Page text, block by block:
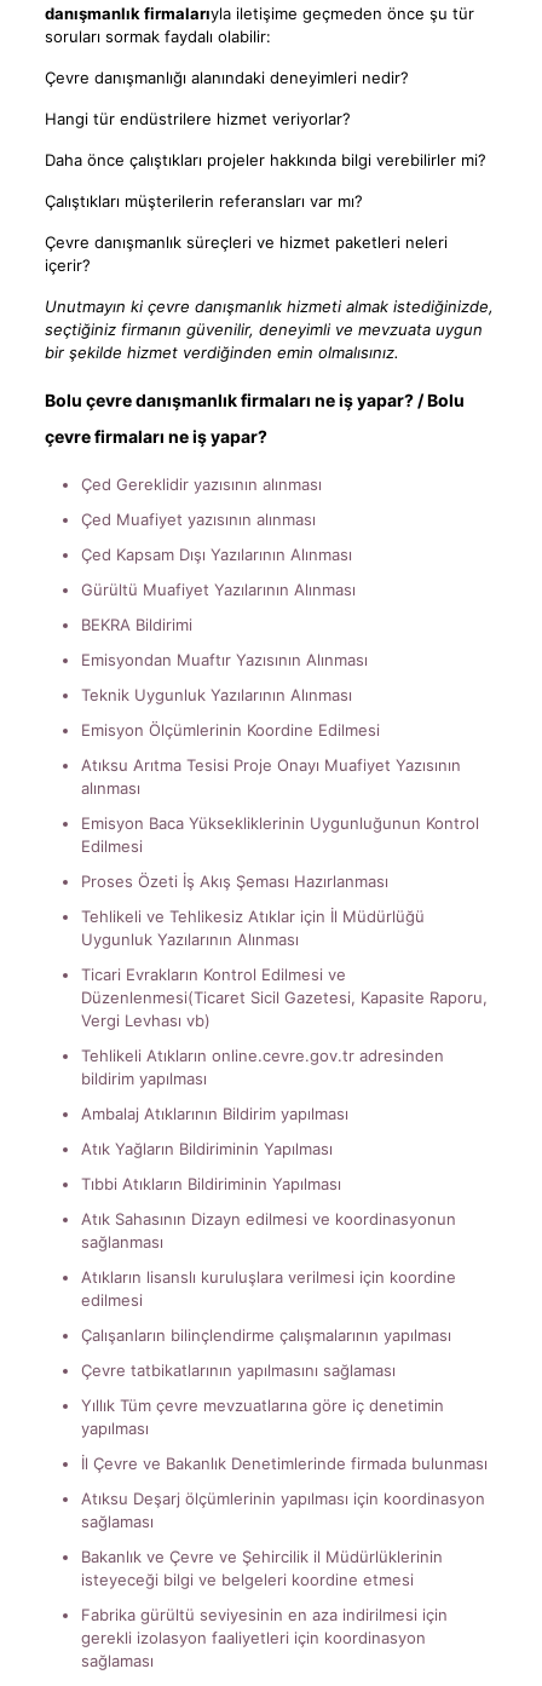
danışmanlık firmalarıyla iletişime geçmeden önce şu tür
soruları sormak faydalı olabilir:
Çevre danışmanlığı alanındaki deneyimleri nedir?
Hangi tür endüstrilere hizmet veriyorlar?
Daha önce çalıştıkları projeler hakkında bilgi verebilirler mi?
Çalıştıkları müşterilerin referansları var mı?
Çevre danışmanlık süreçleri ve hizmet paketleri neleri
içerir?
Unutmayın ki çevre danışmanlık hizmeti almak istediğinizde,
seçtiğiniz firmanın güvenilir, deneyimli ve mevzuata uygun
bir şekilde hizmet verdiğinden emin olmalısınız.
Bolu çevre danışmanlık firmaları ne iş yapar? / Bolu
çevre firmaları ne iş yapar?
Çed Gereklidir yazısının alınması
Çed Muafiyet yazısının alınması
Çed Kapsam Dışı Yazılarının Alınması
Gürültü Muafiyet Yazılarının Alınması
BEKRA Bildirimi
Emisyondan Muaftır Yazısının Alınması
Teknik Uygunluk Yazılarının Alınması
Emisyon Ölçümlerinin Koordine Edilmesi
Atıksu Arıtma Tesisi Proje Onayı Muafiyet Yazısının
alınması
Emisyon Baca Yüksekliklerinin Uygunluğunun Kontrol
Edilmesi
Proses Özeti İş Akış Şeması Hazırlanması
Tehlikeli ve Tehlikesiz Atıklar için İl Müdürlüğü
Uygunluk Yazılarının Alınması
Ticari Evrakların Kontrol Edilmesi ve
Düzenlenmesi(Ticaret Sicil Gazetesi, Kapasite Raporu,
Vergi Levhası vb)
Tehlikeli Atıkların online.cevre.gov.tr adresinden
bildirim yapılması
Ambalaj Atıklarının Bildirim yapılması
Atık Yağların Bildiriminin Yapılması
Tıbbi Atıkların Bildiriminin Yapılması
Atık Sahasının Dizayn edilmesi ve koordinasyonun
sağlanması
Atıkların lisanslı kuruluşlara verilmesi için koordine
edilmesi
Çalışanların bilinçlendirme çalışmalarının yapılması
Çevre tatbikatlarının yapılmasını sağlaması
Yıllık Tüm çevre mevzuatlarına göre iç denetimin
yapılması
İl Çevre ve Bakanlık Denetimlerinde firmada bulunması
Atıksu Deşarj ölçümlerinin yapılması için koordinasyon
sağlaması
Bakanlık ve Çevre ve Şehircilik il Müdürlüklerinin
isteyeceği bilgi ve belgeleri koordine etmesi
Fabrika gürültü seviyesinin en aza indirilmesi için
gerekli izolasyon faaliyetleri için koordinasyon
sağlaması